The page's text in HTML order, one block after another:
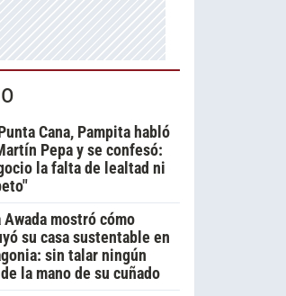
Cana, Pampita habló
Pepa y se confesó:
la falta de lealtad ni
mostró cómo
su casa sustentable en
sin talar ningún
la mano de su cuñado